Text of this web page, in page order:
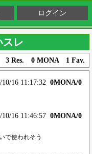
ログイン
スレ
3 Res. 0 MONA 1 Fav.
10/16 11:17:32 0MONA/0
10/16 11:46:57 0MONA/0
で使われそう